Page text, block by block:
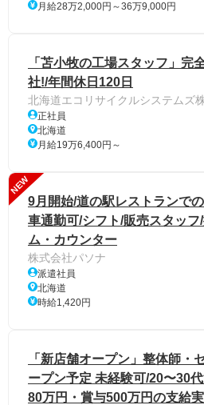
月給28万2,000円～36万9,000円
「苫小牧の工場スタッフ」完
社!/年間休日120日
北海道エコリサイクルシステムズ
正社員
北海道
月給19万6,400円～
NEW
9月開始/道の駅レストランで
車通勤可/シフト/販売スタッ
ム・カウンター
株式会社パソナ
派遣社員
北海道
時給1,420円
「新店舗オープン」整体師・
ープン予定 未経験可/20〜30
80万円・賞与500万円の支給